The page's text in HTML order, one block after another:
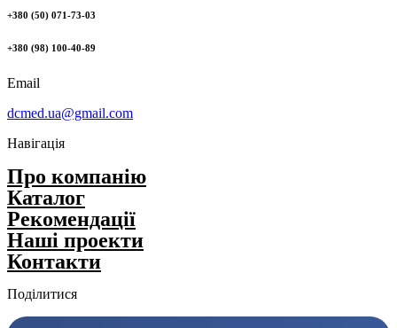
+380 (50) 071-73-03
+380 (98) 100-40-89
Email
dcmed.ua@gmail.com
Навігація
Про компанію
Каталог
Рекомендації
Нашi проекти
Контакти
Поділитися